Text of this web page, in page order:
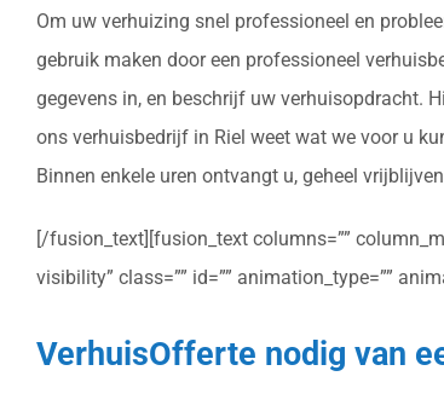
Om uw verhuizing snel professioneel en
gebruik maken door een professioneel
gegevens in, en beschrijf uw verhuisopdracht.
ons verhuisbedrijf in Riel weet wat we voor u
Binnen enkele uren ontvangt u, geheel
[/fusion_text][fusion_text columns=””
visibility” class=”” id=”” animation_type=””
VerhuisOfferte nodig van